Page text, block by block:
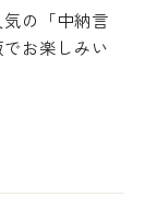
の「中納言
お楽しみい